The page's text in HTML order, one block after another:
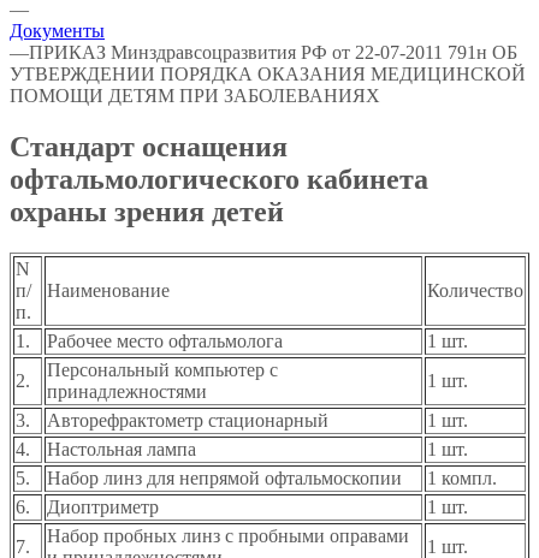
—
Документы
—ПРИКАЗ Минздравсоцразвития РФ от 22-07-2011 791н ОБ
УТВЕРЖДЕНИИ ПОРЯДКА ОКАЗАНИЯ МЕДИЦИНСКОЙ
ПОМОЩИ ДЕТЯМ ПРИ ЗАБОЛЕВАНИЯХ
Стандарт оснащения
офтальмологического кабинета
охраны зрения детей
N
п/
п.
Наименование Количество
1. Рабочее место офтальмолога
1 шт.
2.
Персональный компьютер с
принадлежностями
1 шт.
3.
Авторефрактометр стационарный
1 шт.
4.
Настольная лампа
1 шт.
5.
Набор линз для непрямой офтальмоскопии
1 компл.
6.
Диоптриметр
1 шт.
7.
Набор пробных линз с пробными оправами
1 шт.